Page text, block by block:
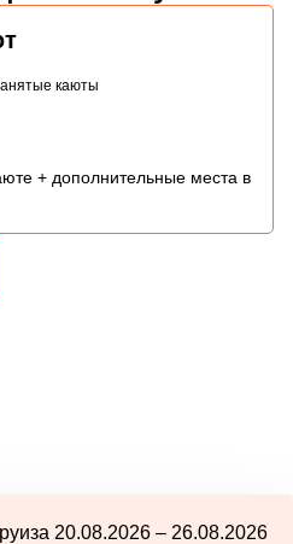
каюты
+ дополнительные места в
20.08.2026 – 26.08.2026